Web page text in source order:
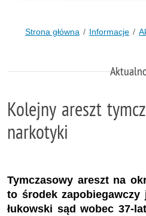
Strona główna Informacje
Kolejny areszt
narkotyki
Tymczasowy areszt na
to środek zapobiegawczy
łukowski sąd wobec 37-